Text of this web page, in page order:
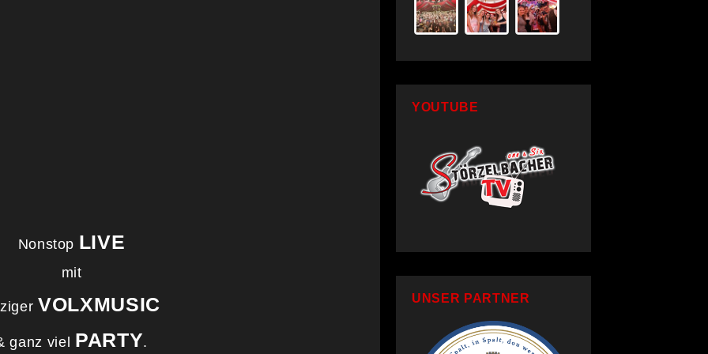
Nonstop LIVE
mit
VOLXMUSIC
ganz viel PARTY.
YOUTUBE
UNSER PARTNER